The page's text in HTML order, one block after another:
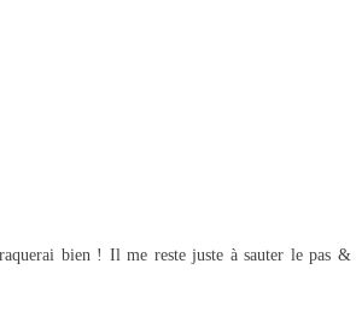
bien ! Il me reste juste à sauter le pas &